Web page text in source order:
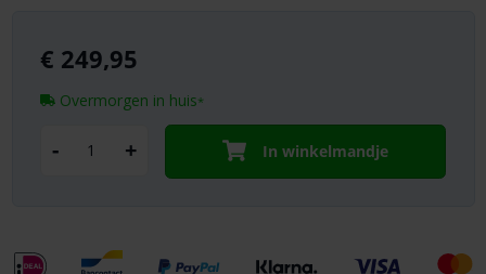
€ 249,95
Overmorgen in huis*
- + In winkelmandje